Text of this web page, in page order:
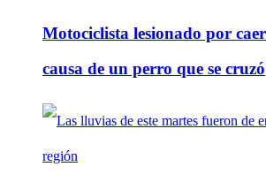
Motociclista lesionado por
causa de un perro que se cruzó